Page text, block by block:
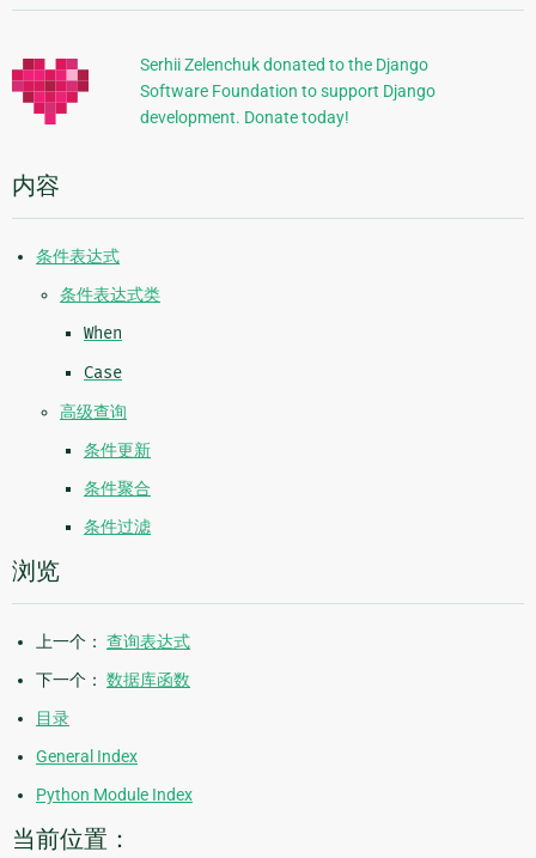
加
信
息
Serhii Zelenchuk donated to the Django
Software Foundation to support Django
development. Donate today!
内容
条件表达式
条件表达式类
When
Case
高级查询
条件更新
条件聚合
条件过滤
浏览
上一个： 查询表达式
下一个： 数据库函数
目录
General Index
Python Module Index
当前位置：